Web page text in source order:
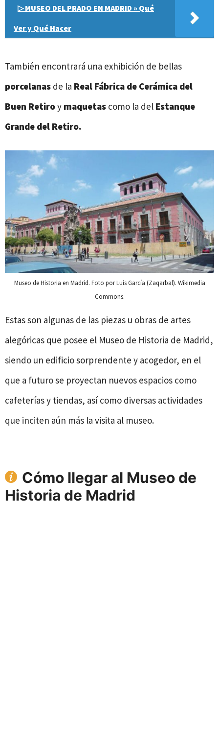
▷ MUSEO DEL PRADO EN MADRID » Qué
Ver y Qué Hacer
También encontrará una exhibición de bellas
porcelanas de la Real Fábrica de Cerámica del
Buen Retiroy maquetas como la del Estanque
Grande del Retiro.
Museo de Historia en Madrid. Foto por Luis García (Zaqarbal). Wikimedia
Commons.
Estas son algunas de las piezas u obras de artes
alegóricas que posee el Museo de Historia de Madrid,
siendo un edificio sorprendente y acogedor, en el
que a futuro se proyectan nuevos espacios como
cafeterías y tiendas, así como diversas actividades
que inciten aún más la visita al museo.
Cómo llegar al Museo de
Historia de Madrid